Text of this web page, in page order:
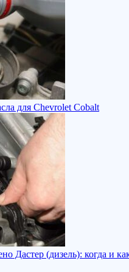
для Chevrolet Cobalt
Дастер (дизель): когда и